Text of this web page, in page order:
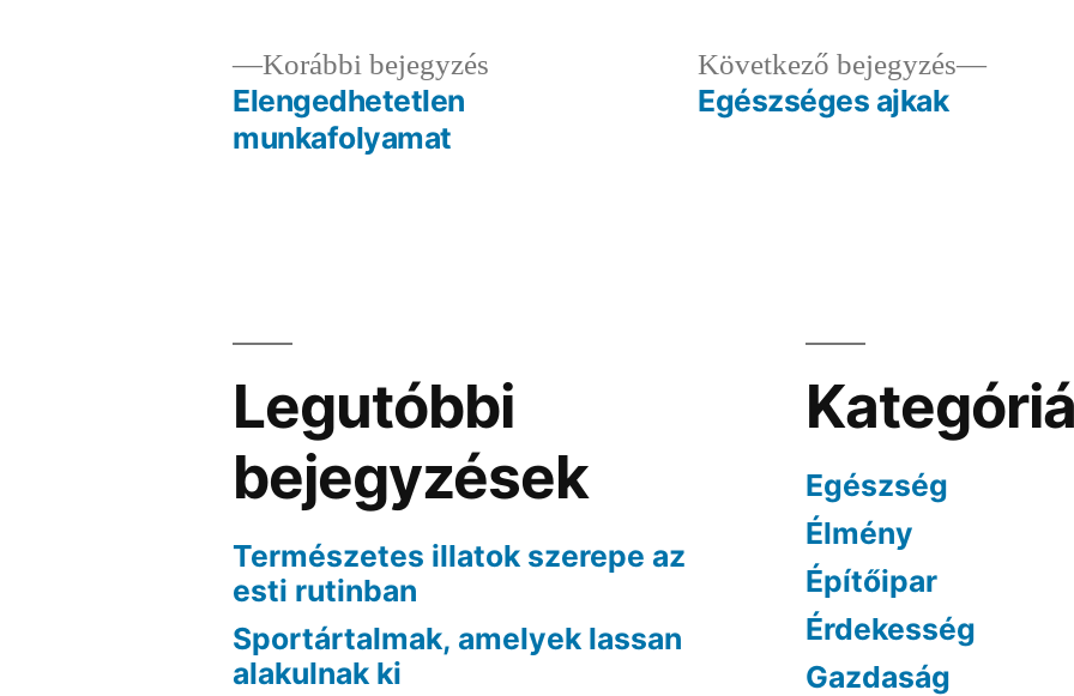
Bejegyzés
Korábbi bejegyzés
Elengedhetetlen
munkafolyamat
Következő bejegyzés
Egészséges ajkak
Legutóbbi
bejegyzések
Természetes illatok szerepe az
esti rutinban
Sportártalmak, amelyek lassan
alakulnak ki
Egészség
Élmény
Építőipar
Érdekesség
Gazdaság